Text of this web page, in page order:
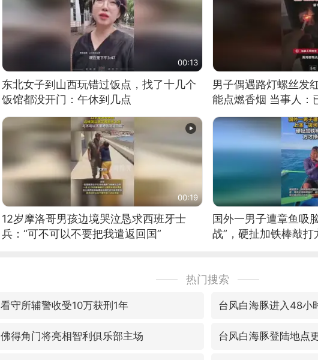
00:13
东北女子到山西玩错过饭点，找了十几个
饭馆都没开门：午休到几点
男子偶遇路灯螺丝发
能点燃香烟 当事人：
00:19
12岁摩洛哥男孩边境哭泣恳求西班牙士
兵：“可不可以不要把我遣返回国”
国外一男子遭章鱼吸
战”，硬扯加铁棒敲打
热门搜索
看守所辅警收受10万获刑1年 台风白海豚进入48小
佛得角门将亮相智利俱乐部主场 台风白海豚登陆地点